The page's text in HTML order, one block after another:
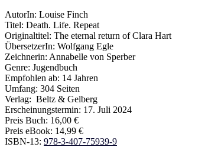
AutorIn: Louise Finch
Titel: Death. Life. Repeat
Originaltitel: The eternal return of Clara Hart
ÜbersetzerIn: Wolfgang Egle
Zeichnerin: Annabelle von Sperber
Genre: Jugendbuch
Empfohlen ab: 14 Jahren
Umfang: 304 Seiten
Verlag: ‎ Beltz & Gelberg
Erscheinungstermin: 17. Juli 2024
Preis Buch: 16,00 €
Preis eBook: 14,99 €
ISBN-13: 978-3-407-75939-9